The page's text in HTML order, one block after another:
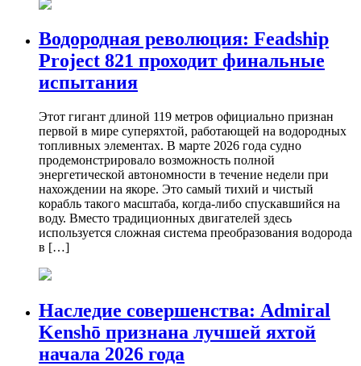
Водородная революция: Feadship
Project 821 проходит финальные
испытания
Этот гигант длиной 119 метров официально признан
первой в мире суперяхтой, работающей на водородных
топливных элементах. В марте 2026 года судно
продемонстрировало возможность полной
энергетической автономности в течение недели при
нахождении на якоре. Это самый тихий и чистый
корабль такого масштаба, когда-либо спускавшийся на
воду. Вместо традиционных двигателей здесь
используется сложная система преобразования водорода
в […]
Наследие совершенства: Admiral
Kenshō признана лучшей яхтой
начала 2026 года